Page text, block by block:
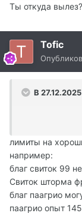
Ты откуда
Tofic
В
лимиты на
например:
благ свиток 99
Свиток шторма
благ паагрио
паагрио опыт